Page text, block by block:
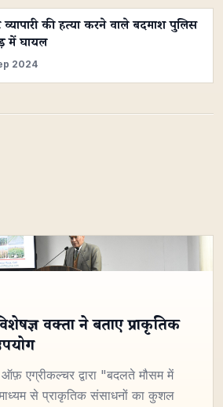
की हत्या करने वाले बदमाश पुलिस
में घायल
2024
वक्ता ने बताए प्राकृतिक
एग्रीकल्चर द्वारा "बदलते मौसम में
से प्राकृतिक संसाधनों का कुशल